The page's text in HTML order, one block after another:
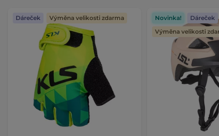
Dáreček Výměna velikosti zdarma Novinka!
Dáreček
Výměna velikosti